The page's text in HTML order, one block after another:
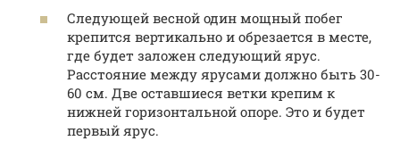
Следующей весной один мощный побег
крепится вертикально и обрезается в месте,
где будет заложен следующий ярус.
Расстояние между ярусами должно быть 30-
60 см. Две оставшиеся ветки крепим к
нижней горизонтальной опоре. Это и будет
первый ярус.